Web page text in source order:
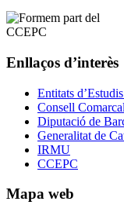
Enllaços d’interès
Entitats
Consell
Diputació de
Generalitat de
IRMU
CCEPC
Mapa web